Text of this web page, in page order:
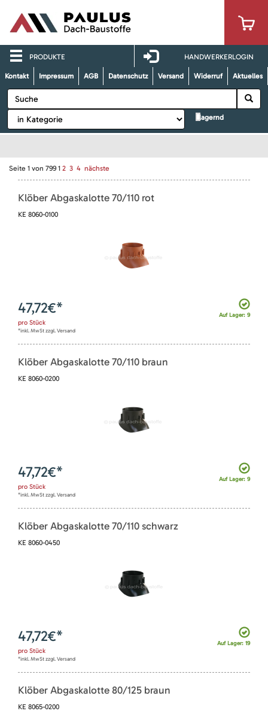
PRODUKTE HANDWERKERLOGIN
Kontakt Impressum AGB Datenschutz Versand Widerruf Aktuelles
lagernd
Seite 1 von 799 1 2 3 4 nächste
Klöber Abgaskalotte 70/110 rot
KE 8060-0100
Auf Lager: 9
47,72€*
pro Stück
*inkl. MwSt zzgl. Versand
Klöber Abgaskalotte 70/110 braun
KE 8060-0200
Auf Lager: 9
47,72€*
pro Stück
*inkl. MwSt zzgl. Versand
Klöber Abgaskalotte 70/110 schwarz
KE 8060-0450
Auf Lager: 19
47,72€*
pro Stück
*inkl. MwSt zzgl. Versand
Klöber Abgaskalotte 80/125 braun
KE 8065-0200